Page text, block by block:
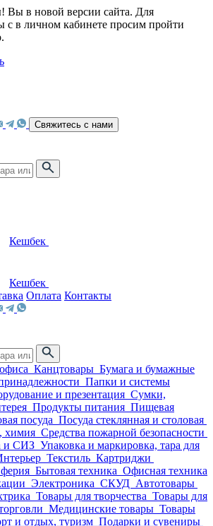
Вы в новой версии сайта. Для
с в личном кабинете просим пройти
Свяжитесь с нами
Кешбек
Кешбек
Оплата Контакты
Канцтовары Бумага и бумажные
Папки и системы
и презентация Сумки,
Продукты питания Пищевая
посуда Посуда стеклянная и столовая
химия Средства пожарной безопасности
и СИЗ Упаковка и маркировка, тара для
Текстиль Картриджи
Бытовая техника Офисная техника
Электроника СКУД Автотовары
Товары для творчества Товары для
Медицинские товары Товары
и отдых, туризм Подарки и сувениры